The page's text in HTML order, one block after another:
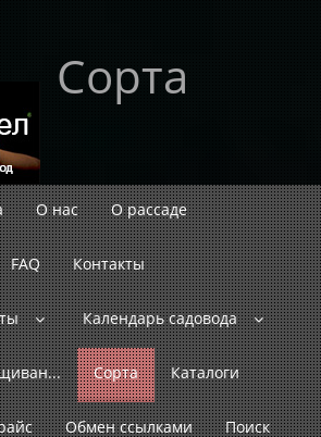
Сорта
О нас О рассаде
FAQ Контакты
Календарь садовода
Сорта Каталоги
Обмен ссылками Поиск